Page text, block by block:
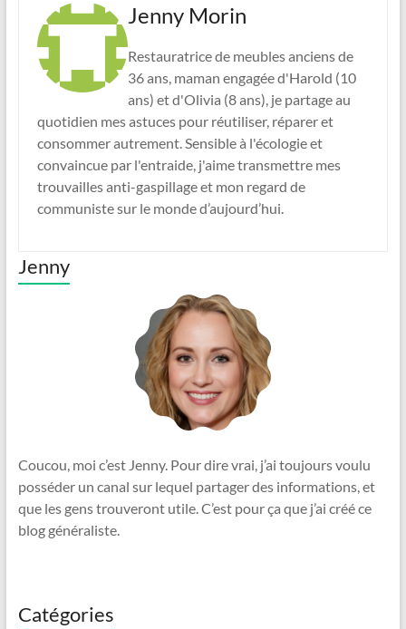
Jenny Morin
Restauratrice de meubles anciens de
36 ans, maman engagée d'Harold (10
ans) et d'Olivia (8 ans), je partage au
quotidien mes astuces pour réutiliser, réparer et
consommer autrement. Sensible à l'écologie et
convaincue par l'entraide, j'aime transmettre mes
trouvailles anti-gaspillage et mon regard de
communiste sur le monde d’aujourd’hui.
Jenny
Coucou, moi c’est Jenny. Pour dire vrai, j’ai toujours voulu
posséder un canal sur lequel partager des informations, et
que les gens trouveront utile. C’est pour ça que j’ai créé ce
blog généraliste.
Catégories